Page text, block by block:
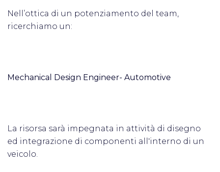
Nell’ottica di un potenziamento del team,
ricerchiamo un:
Mechanical Design Engineer- Automotive
La risorsa sarà impegnata in attività di disegno
ed integrazione di componenti all'interno di un
veicolo.